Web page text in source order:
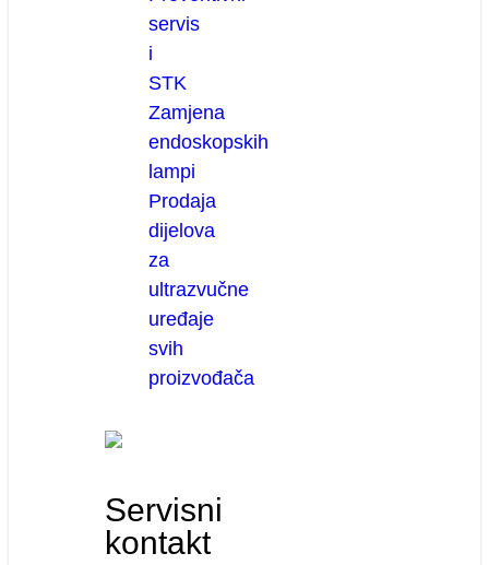
servis
i
STK
Zamjena
endoskopskih
lampi
Prodaja
dijelova
za
ultrazvučne
uređaje
svih
proizvođača
Servisni
kontakt